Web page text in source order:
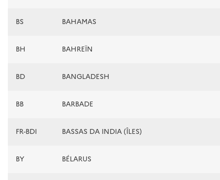
BS BAHAMAS
BH BAHREÏN
BD BANGLADESH
BB BARBADE
FR-BDI BASSAS DA INDIA (ÎLES)
BY BÉLARUS